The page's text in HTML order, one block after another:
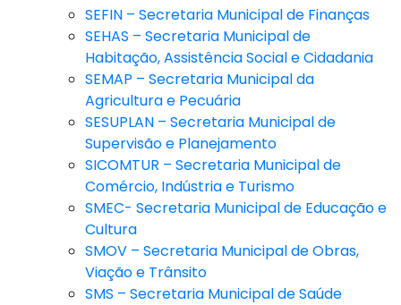
SEFIN – Secretaria Municipal de Finanças
SEHAS – Secretaria Municipal de
Habitação, Assistência Social e Cidadania
SEMAP – Secretaria Municipal da
Agricultura e Pecuária
SESUPLAN – Secretaria Municipal de
Supervisão e Planejamento
SICOMTUR – Secretaria Municipal de
Comércio, Indústria e Turismo
SMEC- Secretaria Municipal de Educação e
Cultura
SMOV – Secretaria Municipal de Obras,
Viação e Trânsito
SMS – Secretaria Municipal de Saúde